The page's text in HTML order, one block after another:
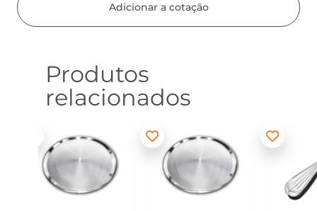
Adicionar a cotação
Produtos
relacionados